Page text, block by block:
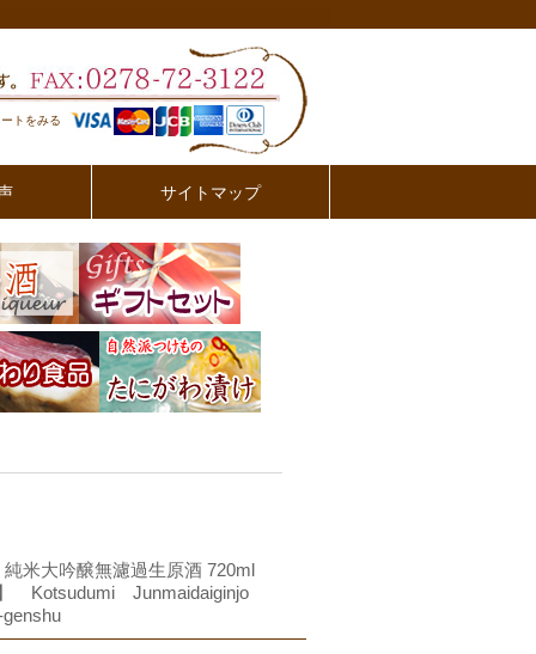
ートをみる
サイトマップ
純米大吟醸無濾過生原酒 720ml
】 Kotsudumi Junmaidaiginjo